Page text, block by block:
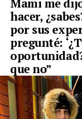
Mami me
hacer,
por sus
pregunté:
que no”